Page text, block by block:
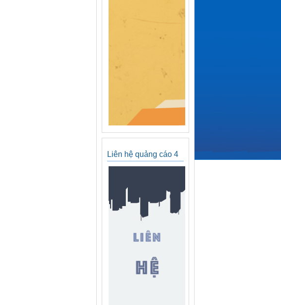
Liên hệ quảng cáo 4